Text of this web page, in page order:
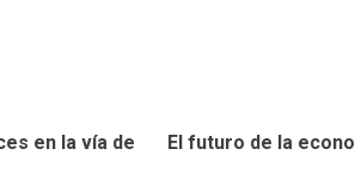
en la vía de
El futuro de la